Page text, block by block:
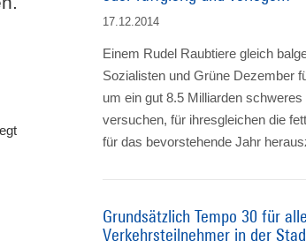
17.12.2014
Einem Rudel Raubtiere gleich
Sozialisten und Grüne Dezember
um ein gut 8.5 Milliarden schweres
versuchen, für ihresgleichen die
für das bevorstehende Jahr
Grundsätzlich Tempo 30 für alle
Verkehrsteilnehmer in der